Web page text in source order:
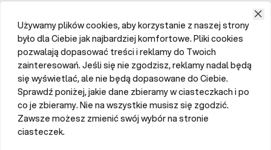
Używamy plików cookies, aby korzystanie z naszej strony
było dla Ciebie jak najbardziej komfortowe. Pliki cookies
pozwalają dopasować treści i reklamy do Twoich
zainteresowań. Jeśli się nie zgodzisz, reklamy nadal będą
się wyświetlać, ale nie będą dopasowane do Ciebie.
Sprawdź poniżej, jakie dane zbieramy w ciasteczkach i po
co je zbieramy. Nie na wszystkie musisz się zgodzić.
Zawsze możesz zmienić swój wybór na stronie
ciasteczek.